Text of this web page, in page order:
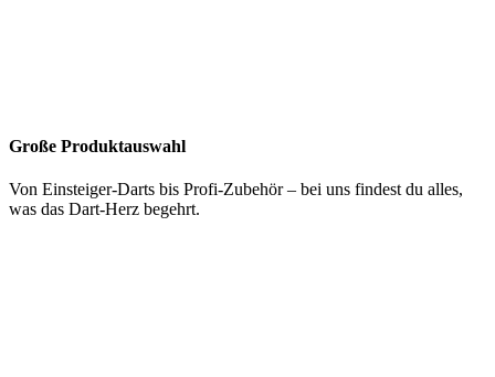
Große Produktauswahl
Von Einsteiger-Darts bis Profi-Zubehör – bei uns findest du alles,
was das Dart-Herz begehrt.